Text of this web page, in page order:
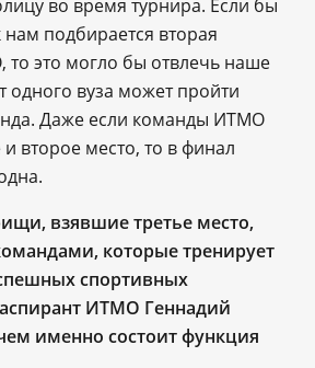
во время турнира. Если бы
подбирается вторая
это могло бы отвлечь наше
одного вуза может пройти
Даже если команды ИТМО
второе место, то в финал
взявшие третье место,
которые тренирует
спортивных
ИТМО Геннадий
именно состоит функция